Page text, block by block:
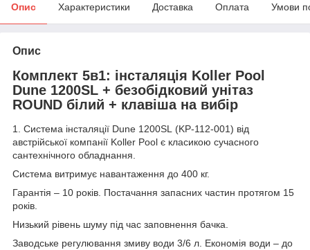
Опис Характеристики Доставка Оплата Умови
Опис
Комплект 5в1: інсталяція Koller Pool
Dune 1200SL + безобідковий унітаз
ROUND білий + клавіша на вибір
1. Система інсталяції Dune 1200SL (KP-112-001) від
австрійської компанії Koller Pool є класикою сучасного
сантехнічного обладнання.
Система витримує навантаження до 400 кг.
Гарантія – 10 років. Постачання запасних частин протягом 15
років.
Низький рівень шуму під час заповнення бачка.
Заводське регулювання змиву води 3/6 л. Економія води – до